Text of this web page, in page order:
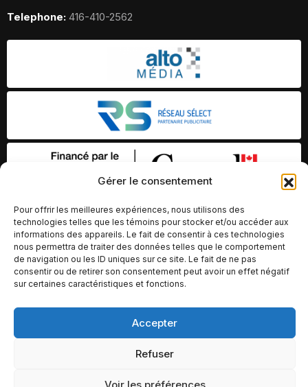
Gérer le consentement
Pour offrir les meilleures expériences, nous utilisons des
technologies telles que les témoins pour stocker et/ou accéder aux
informations des appareils. Le fait de consentir à ces technologies
nous permettra de traiter des données telles que le comportement
de navigation ou les ID uniques sur ce site. Le fait de ne pas
consentir ou de retirer son consentement peut avoir un effet négatif
sur certaines caractéristiques et fonctions.
Accepter
Refuser
Voir les préférences
Telephone: 416-410-2562
© Copyright 2026 – Altomédia Inc |
Ce site internet a été conçu et développé par Chameleon Ideas